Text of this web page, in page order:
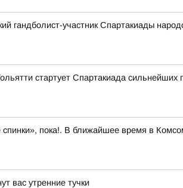
гандболист-участник Спартакиады
стартует Спартакиада сильнейших
пока!. В ближайшее время в
вас утренние тучки